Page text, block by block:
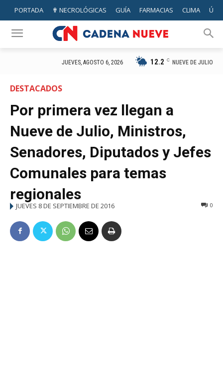
PORTADA ✟ NECROLÓGICAS GUÍA FARMACIAS CLIMA
JUEVES, AGOSTO 6, 2026 12.2 C NUEVE DE JULIO
DESTACADOS
Por primera vez llegan a
Nueve de Julio, Ministros,
Senadores, Diputados y Jefes
Comunales para temas
regionales
JUEVES 8 DE SEPTIEMBRE DE 2016 0